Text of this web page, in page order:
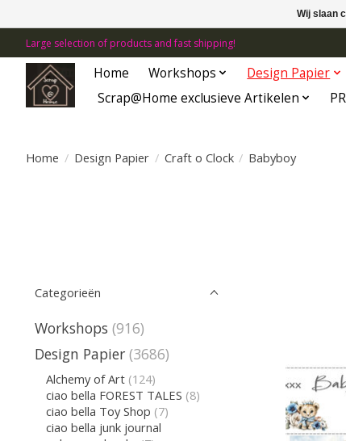
Large selection of products and fast shipping!
Home Workshops Design Papier
Scrap@Home exclusieve Artikelen
Home / Design Papier / Craft o Clock / Babyboy
Categorieën
Workshops (916)
Design Papier (3686)
Alchemy of Art (124)
ciao bella FOREST TALES (8)
ciao bella Toy Shop (7)
ciao bella junk journal
Wij slaan